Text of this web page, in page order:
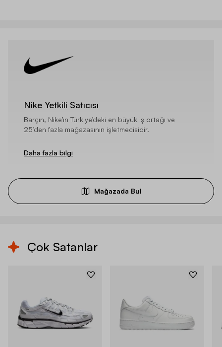
Nike Yetkili Satıcısı
Barçın, Nike’ın Türkiye’deki en büyük iş ortağı ve
25’den fazla mağazasının işletmecisidir.
Daha fazla bilgi
Mağazada Bul
Çok Satanlar